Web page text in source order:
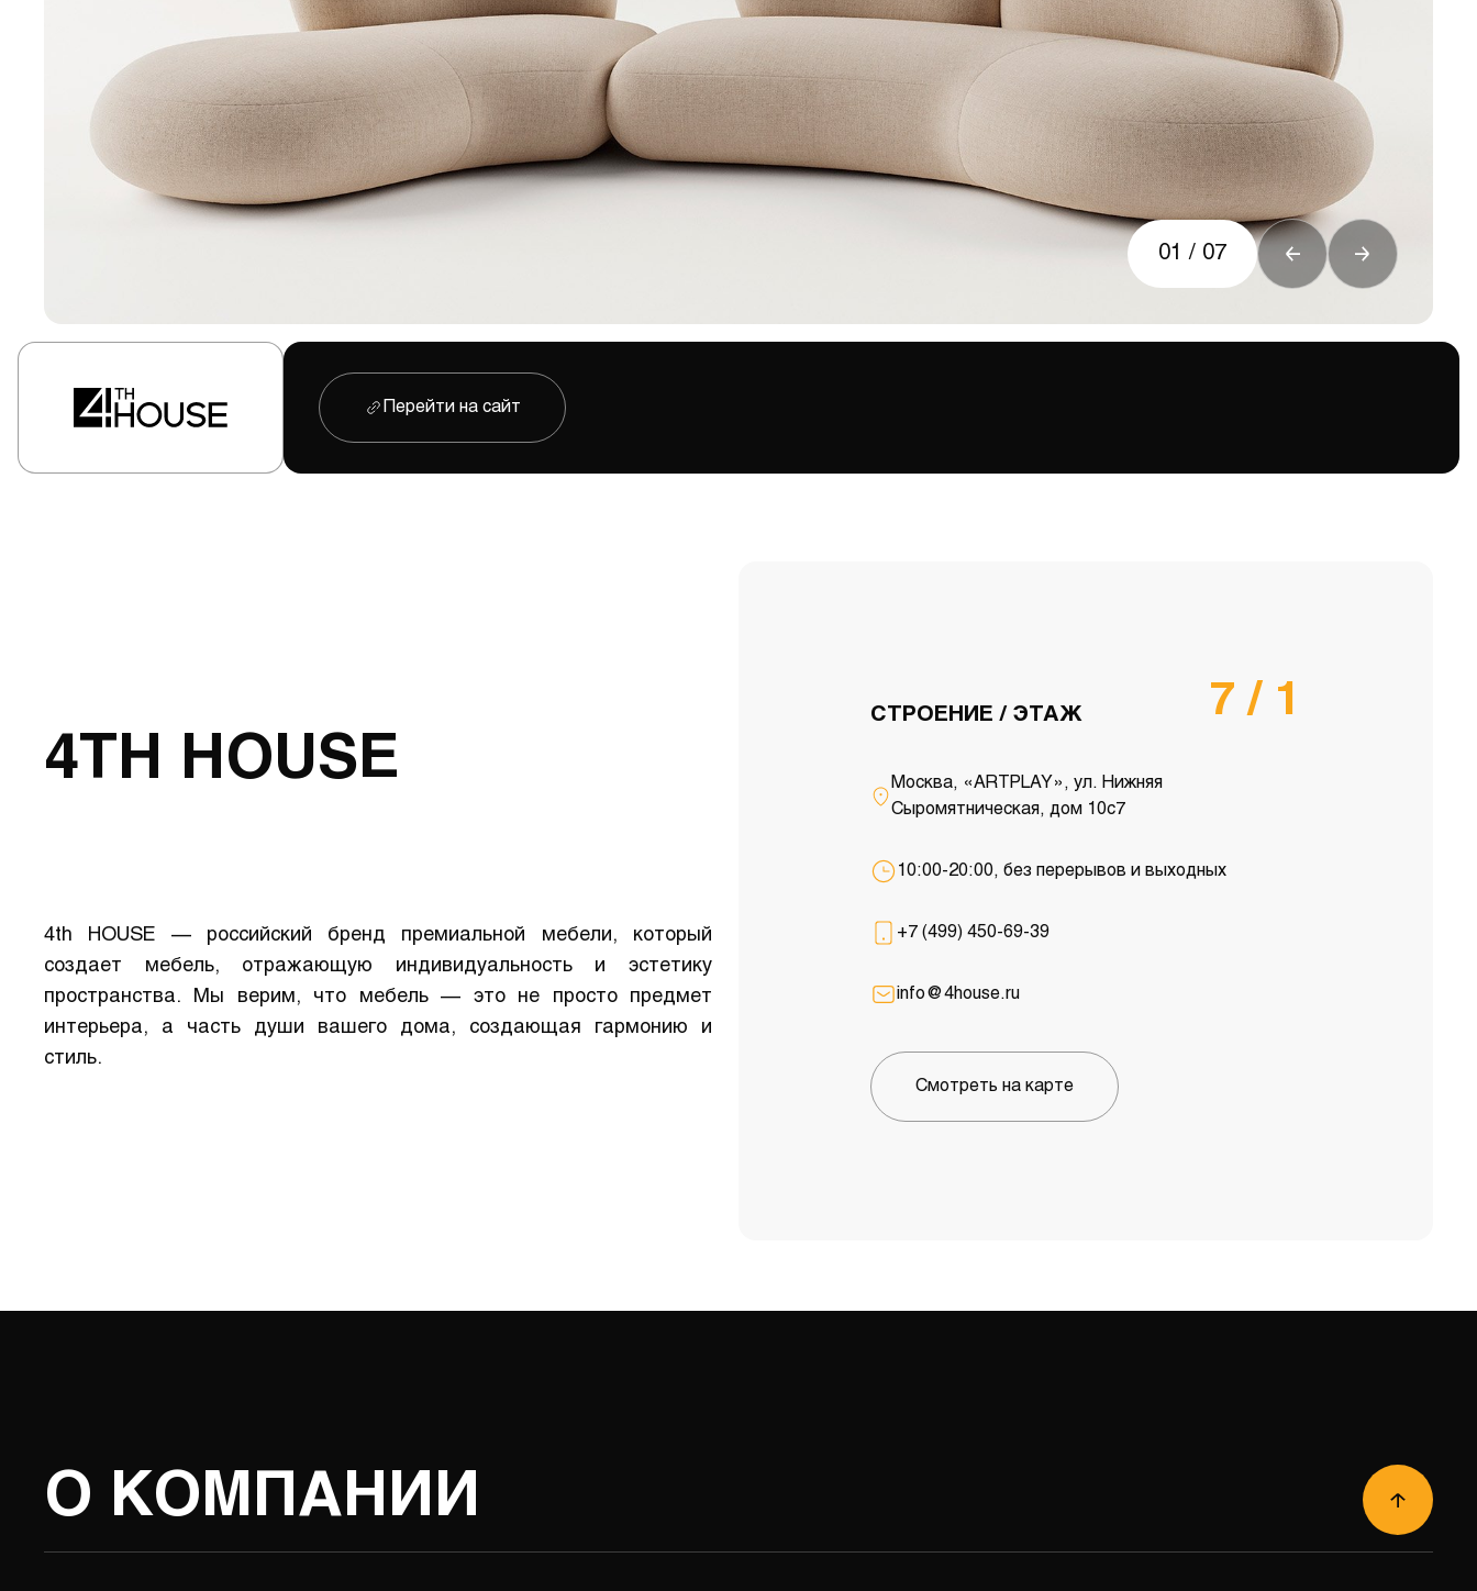
01 / 07
Перейти на сайт
4TH HOUSE
4th HOUSE — российский бренд премиальной мебели, который
создает мебель, отражающую индивидуальность и эстетику
пространства. Мы верим, что мебель — это не просто предмет
интерьера, а часть души вашего дома, создающая гармонию и
стиль.
СТРОЕНИЕ / ЭТАЖ 7 / 1
Москва, «ARTPLAY», ул. Нижняя
Сыромятническая, дом 10с7
10:00-20:00, без перерывов и выходных
+7 (499) 450-69-39
info@4house.ru
Смотреть на карте
О КОМПАНИИ